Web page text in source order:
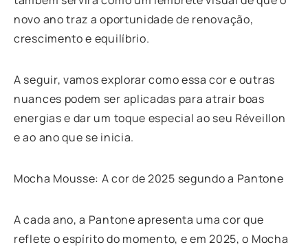
novo ano traz a oportunidade de renovação,
crescimento e equilíbrio.
A seguir, vamos explorar como essa cor e outras
nuances podem ser aplicadas para atrair boas
energias e dar um toque especial ao seu Réveillon
e ao ano que se inicia.
Mocha Mousse: A cor de 2025 segundo a Pantone
A cada ano, a Pantone apresenta uma cor que
reflete o espírito do momento, e em 2025, o Mocha